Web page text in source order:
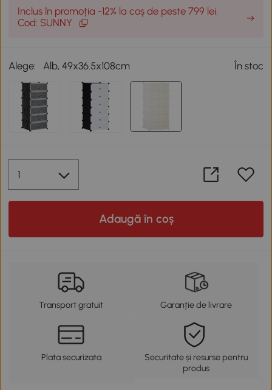
Inclus în promoția -12% la coș de peste 799 lei.
Cod: SUNNY
Alege: Alb, 49x36.5x108cm În stoc
Adaugă în coș
Transport gratuit Garanție de livrare
Plata securizata
Securitate și resurse pentru
produs